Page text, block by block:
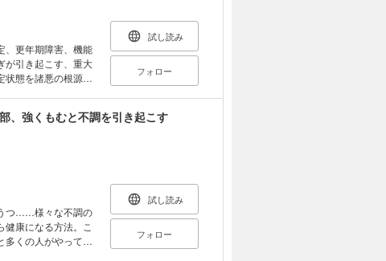
、更年期障害、機能
が引き起こす、重大
状態を諸悪の根源と
試し読み
フォロー
、強くもむと不調を引き起こす
つ……様々な不調の
健康になる方法。こ
多くの人がやってし
試し読み
フォロー